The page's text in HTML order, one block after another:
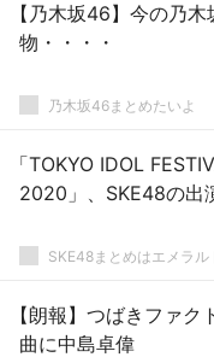
【乃木坂46】今の乃
物・・・・
乃木坂46まとめたいよ
「TOKYO IDOL
2020」、SKE48の出
SKE48まとめはエメラル
【朗報】つばきファ
曲に中島卓偉